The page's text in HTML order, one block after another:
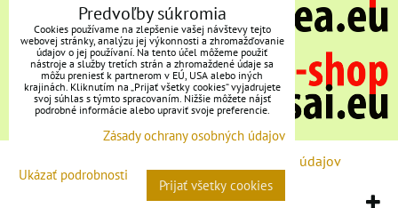
Zásady ochrany osobných údajov
Vytvorené pomocou:BiznisWeb.sk
Predvoľby súkromia
Cookies používame na zlepšenie vašej návštevy tejto
webovej stránky, analýzu jej výkonnosti a zhromažďovanie
údajov o jej používaní. Na tento účel môžeme použiť
nástroje a služby tretích strán a zhromaždené údaje sa
môžu preniesť k partnerom v EÚ, USA alebo iných
krajinách. Kliknutím na „Prijať všetky cookies“ vyjadrujete
svoj súhlas s týmto spracovaním. Nižšie môžete nájsť
podrobné informácie alebo upraviť svoje preferencie.
Zásady ochrany osobných údajov
Ukázať podrobnosti
Prijať všetky cookies